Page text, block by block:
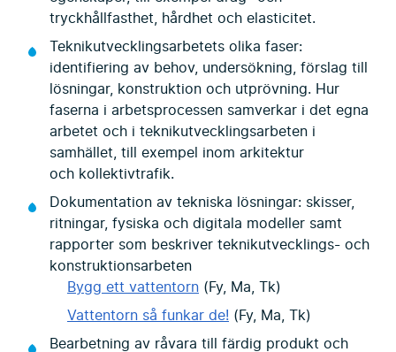
tryckhållfasthet, hårdhet och elasticitet.
Teknikutvecklingsarbetets olika faser:
identifiering av behov, undersökning, förslag till
lösningar, konstruktion och utprövning. Hur
faserna i arbetsprocessen samverkar i det egna
arbetet och i teknikutvecklingsarbeten i
samhället, till exempel inom arkitektur
och kollektivtrafik.
Dokumentation av tekniska lösningar: skisser,
ritningar, fysiska och digitala modeller samt
rapporter som beskriver teknikutvecklings- och
konstruktionsarbeten
Bygg ett vattentorn (Fy, Ma, Tk)
Vattentorn så funkar de! (Fy, Ma, Tk)
Bearbetning av råvara till färdig produkt och